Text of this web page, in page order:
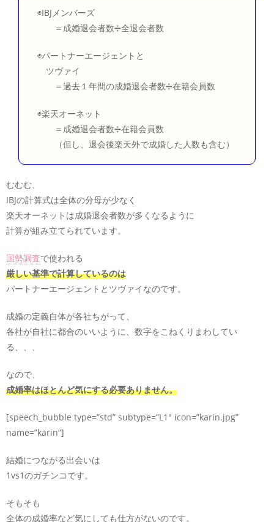
◉IBJメンバーズ
＝成婚退会者数➗全退会者数
◉パートナーエージェントと
ツヴァイ
＝過去１年間の成婚退会者数➗在籍会員数
◉楽天オーネット
＝成婚退会者数➗在籍会員数
（但し、退会後楽天外で成婚した人数も含む）
むむむ、
IBJの計算式は全体の分母が少なく
楽天オーネットは成婚退会者数が多くなるように
計算が組み立てられています。
国勢調査で使われる
厳しい基準で計算しているのは
パートナーエージェントとツヴァイなのです。
成婚の定義自体が各社ちがって、
各社が自社に都合のいいように、数字をこねくりまわしてい
る、、、
なので、
成婚率はほとんど気にする必要ありません。
[speech_bubble type=”std” subtype=”L1″ icon=”karin.jpg”
name=”karin”]
結婚につながる出会いは
1vs1のガチンコです。
そもそも
全体の成婚率など気にしても仕方がないのです。